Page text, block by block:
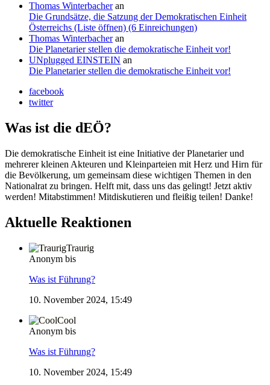
Thomas Winterbacheran
Die Grundsätze, die Satzung der Demokratischen Einheit
Österreichs (Liste öffnen) (6 Einreichungen)
Thomas Winterbacheran
Die Planetarier stellen die demokratische Einheit vor!
UNplugged EINSTEIN an
Die Planetarier stellen die demokratische Einheit vor!
facebook
twitter
Was ist die dEÖ?
Die demokratische Einheit ist eine Initiative der Planetarier und
mehrerer kleinen Akteuren und Kleinparteien mit Herz und Hirn für
die Bevölkerung, um gemeinsam diese wichtigen Themen in den
Nationalrat zu bringen. Helft mit, dass uns das gelingt! Jetzt aktiv
werden! Mitabstimmen! Mitdiskutieren und fleißig teilen! Danke!
Aktuelle Reaktionen
Traurig
Anonym bis
Was ist Führung?
10. November 2024, 15:49
Cool
Anonym bis
Was ist Führung?
10. November 2024, 15:49